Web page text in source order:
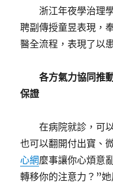
浙江年夜學治理
聘副傳授童昱表現，
醫全流程，表現了以
各方氣力協同推
保證
在病院就診，可
也可以翻開付出寶、
心網麼事讓你心煩意
轉移你的注意力？”